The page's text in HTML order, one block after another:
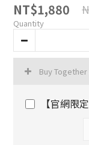
NT$1,880
Quantity
Buy
【官網限